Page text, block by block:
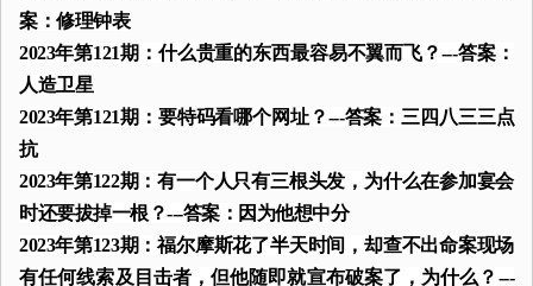
案：修理钟表
2023年第121期：什么贵重的东西最容易不翼而飞？---答案：
人造卫星
2023年第121期：要特码看哪个网址？---答案：三四八三三点
抗
2023年第122期：有一个人只有三根头发，为什么在参加宴会
时还要拔掉一根？---答案：因为他想中分
2023年第123期：福尔摩斯花了半天时间，却查不出命案现场
有任何线索及目击者，但他随即就宣布破案了，为什么？---